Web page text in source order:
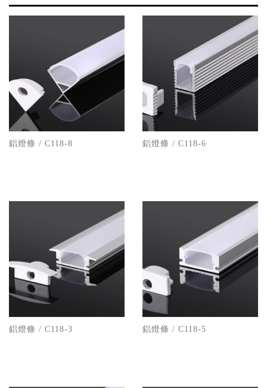
鋁燈條 / C118-8 鋁燈條 / C118-6
鋁燈條 / C118-3 鋁燈條 / C118-5